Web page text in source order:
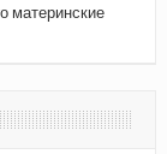
материнские